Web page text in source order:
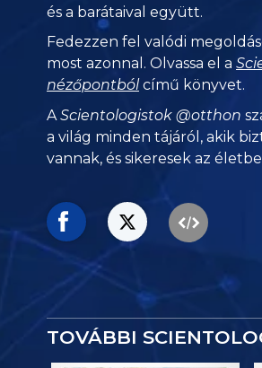
és a barátaival együtt.
Fedezzen fel valódi
most azonnal. Olvassa el a
nézőpontból című könyvet.
AScientologistok @otthon
a világ minden tájáról, akik
vannak, és sikeresek az
TOVÁBBI